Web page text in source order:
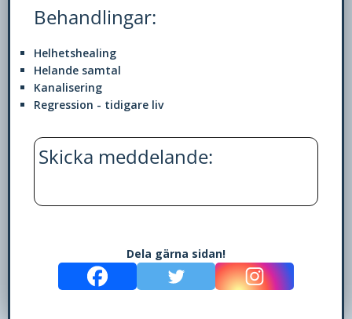
Behandlingar:
Helhetshealing
Helande samtal
Kanalisering
Regression - tidigare liv
Skicka meddelande:
Dela gärna sidan!
på
hemsidan
används.
Upplevelse
att
vår
ska